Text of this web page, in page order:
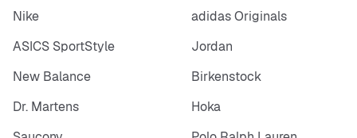
Nike
adidas Originals
ASICS SportStyle
Jordan
New Balance
Birkenstock
Dr. Martens
Hoka